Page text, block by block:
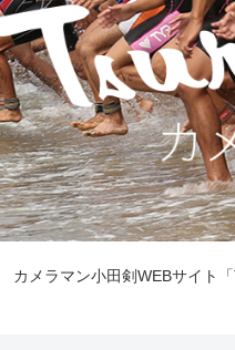
カメラマン小田剣WEBサイト